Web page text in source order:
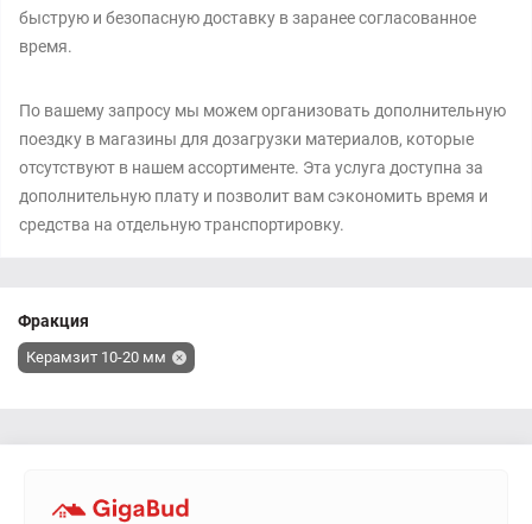
быструю и безопасную доставку в заранее согласованное
время.
По вашему запросу мы можем организовать дополнительную
поездку в магазины для дозагрузки материалов, которые
отсутствуют в нашем ассортименте. Эта услуга доступна за
дополнительную плату и позволит вам сэкономить время и
средства на отдельную транспортировку.
Фракция
Керамзит 10-20 мм